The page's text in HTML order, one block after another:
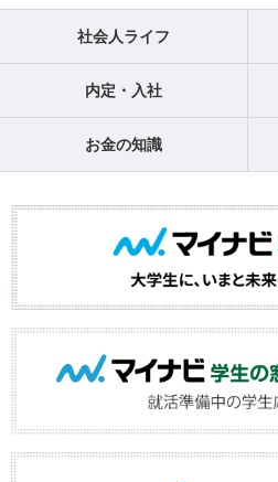
社会人ライフ
内定・入社
お金の知識